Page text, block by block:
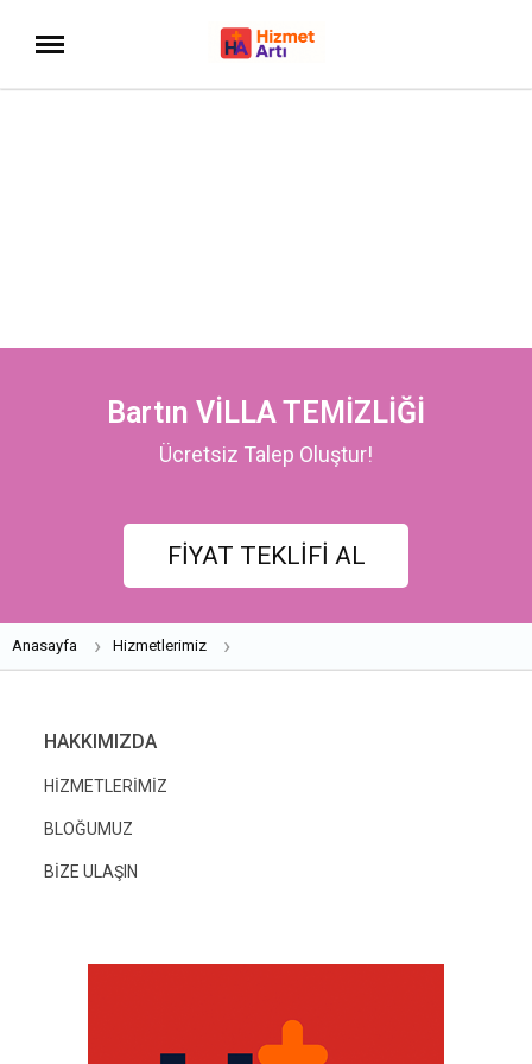
Bartın VİLLA TEMİZLİĞİ
Ücretsiz Talep Oluştur!
FİYAT TEKLİFİ AL
Anasayfa Hizmetlerimiz
HAKKIMIZDA
HİZMETLERİMİZ
BLOĞUMUZ
BİZE ULAŞIN